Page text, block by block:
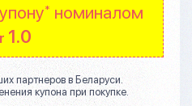
* номиналом
1.0
партнеров в Беларуси.
купона при покупке.